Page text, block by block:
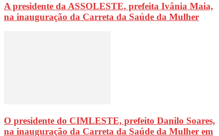
A presidente da ASSOLESTE, prefeita Ivânia Maia,
na inauguração da Carreta da Saúde da Mulher
O presidente do CIMLESTE, prefeito Danilo Soares,
na inauguração da Carreta da Saúde da Mulher em